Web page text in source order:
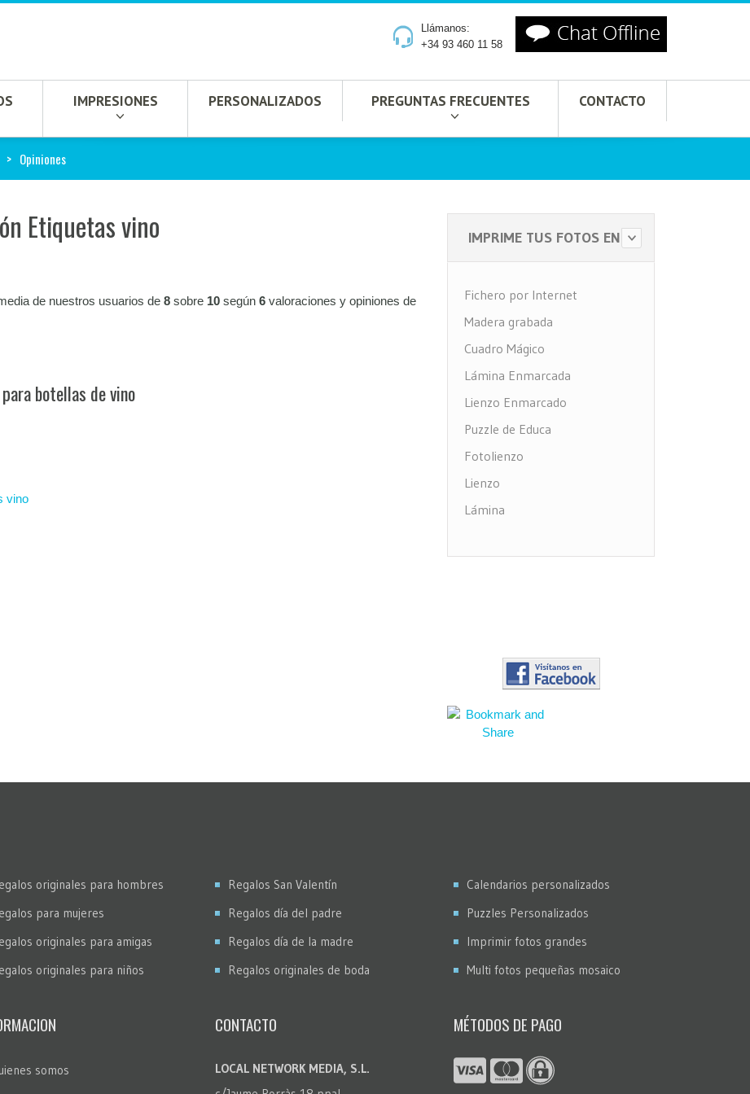
Llámanos:
+34 93 460 11 58
IMPRESIONES PERSONALIZADOS PREGUNTAS FRECUENTES CONTACTO
Opiniones
Etiquetas vino
de nuestros usuarios de 8 sobre 10 según 6 valoraciones y opiniones de
botellas de vino
vino
IMPRIME TUS FOTOS EN
Fichero por Internet
Madera grabada
Cuadro Mágico
Lámina Enmarcada
Lienzo Enmarcado
Puzzle de Educa
Fotolienzo
Lienzo
Lámina
originales para hombres
para mujeres
originales para amigas
originales para niños
Regalos San Valentín
Regalos día del padre
Regalos día de la madre
Regalos originales de boda
Calendarios personalizados
Puzzles Personalizados
Imprimir fotos grandes
Multi fotos pequeñas mosaico
somos
CONTACTO
LOCAL NETWORK MEDIA, S.L.
MÉTODOS DE PAGO